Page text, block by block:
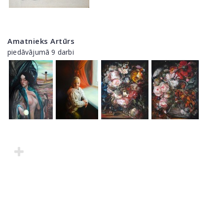
Amatnieks Artūrs
piedāvājumā 9 darbi